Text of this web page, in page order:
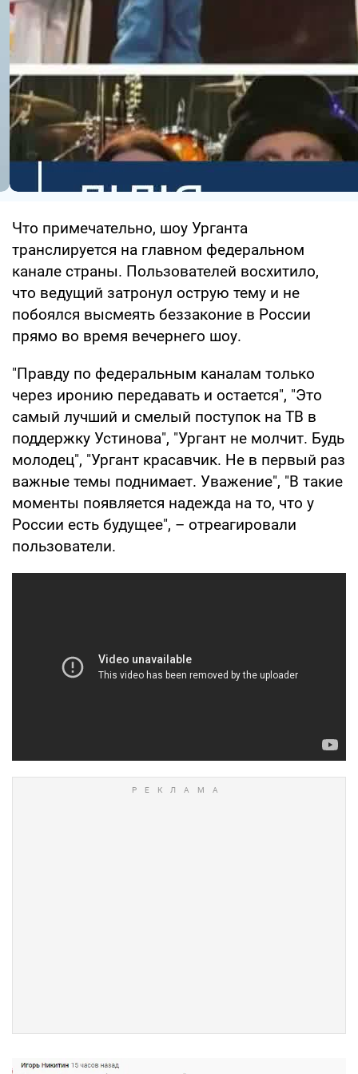
Что примечательно, шоу Урганта
транслируется на главном федеральном
канале страны. Пользователей восхитило,
что ведущий затронул острую тему и не
побоялся высмеять беззаконие в России
прямо во время вечернего шоу.
"Правду по федеральным каналам только
через иронию передавать и остается", "Это
самый лучший и смелый поступок на ТВ в
поддержку Устинова", "Ургант не молчит. Будь
молодец", "Ургант красавчик. Не в первый раз
важные темы поднимает. Уважение", "В такие
моменты появляется надежда на то, что у
России есть будущее", – отреагировали
пользователи.